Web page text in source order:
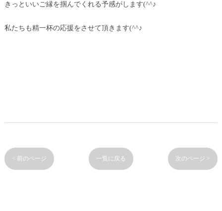
きっといいご縁を掴んでくれる予感がします(^^♪
私たちも精一杯の応援をさせて頂きます(^^♪
< 前のページ 一覧に戻る 次のページ >